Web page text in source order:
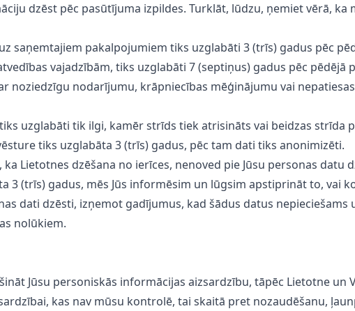
dzēst pēc pasūtījuma izpildes. Turklāt, lūdzu, ņemiet vērā,
saņemtajiem pakalpojumiem tiks uzglabāti 3 (trīs) gadus pēc
vajadzībām, tiks uzglabāti 7 (septiņus) gadus pēc pēdējā
noziedzīgu nodarījumu, krāpniecības mēģinājumu vai
uzglabāti tik ilgi, kamēr strīds tiek atrisināts vai beidzas strīda
tiks uzglabāta 3 (trīs) gadus, pēc tam dati tiks anonimizēti.
ka Lietotnes dzēšana no ierīces, nenoved pie Jūsu personas datu
3 (trīs) gadus, mēs Jūs informēsim un lūgsim apstiprināt to, vai
dati dzēsti, izņemot gadījumus, kad šādus datus
nolūkiem.
Jūsu personiskās informācijas aizsardzību, tāpēc Lietotne
kas nav mūsu kontrolē, tai skaitā pret nozaudēšanu,